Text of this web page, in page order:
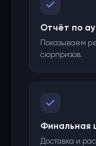
Отчёт по
Показываем
сюрпризов.
Финальная
Доставка и